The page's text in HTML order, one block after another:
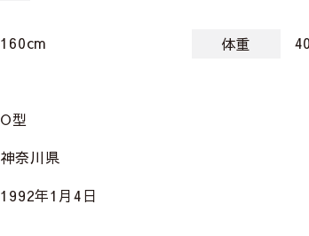
160cm 体重
O型
神奈川県
1992年1月4日